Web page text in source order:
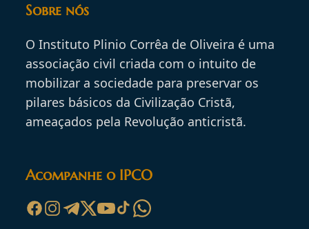
Sobre nós
O Instituto Plinio Corrêa de Oliveira é uma
associação civil criada com o intuito de
mobilizar a sociedade para preservar os
pilares básicos da Civilização Cristã,
ameaçados pela Revolução anticristã.
Acompanhe o IPCO